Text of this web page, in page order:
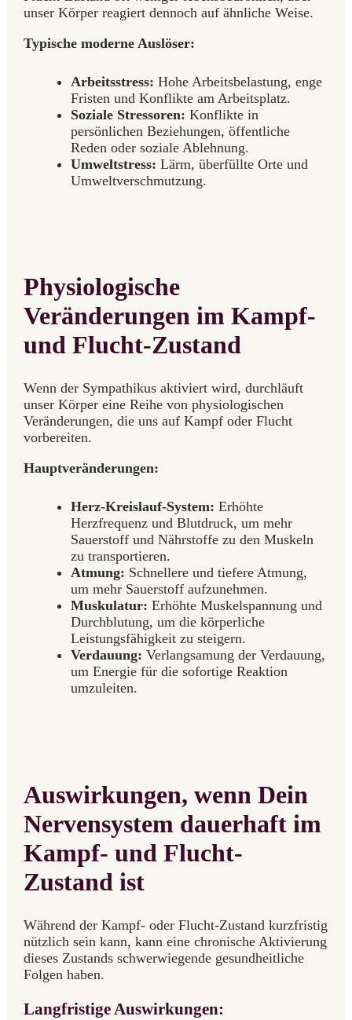
unser Körper reagiert dennoch auf ähnliche Weise.
Typische moderne Auslöser:
Arbeitsstress: Hohe Arbeitsbelastung, enge
Fristen und Konflikte am Arbeitsplatz.
Soziale Stressoren: Konflikte in
persönlichen Beziehungen, öffentliche
Reden oder soziale Ablehnung.
Umweltstress: Lärm, überfüllte Orte und
Umweltverschmutzung.
Physiologische
Veränderungen im Kampf-
und Flucht-Zustand
Wenn der Sympathikus aktiviert wird, durchläuft
unser Körper eine Reihe von physiologischen
Veränderungen, die uns auf Kampf oder Flucht
vorbereiten.
Hauptveränderungen:
Herz-Kreislauf-System: Erhöhte
Herzfrequenz und Blutdruck, um mehr
Sauerstoff und Nährstoffe zu den Muskeln
zu transportieren.
Atmung: Schnellere und tiefere Atmung,
um mehr Sauerstoff aufzunehmen.
Muskulatur: Erhöhte Muskelspannung und
Durchblutung, um die körperliche
Leistungsfähigkeit zu steigern.
Verdauung: Verlangsamung der Verdauung,
um Energie für die sofortige Reaktion
umzuleiten.
Auswirkungen, wenn Dein
Nervensystem dauerhaft im
Kampf- und Flucht-
Zustand ist
Während der Kampf- oder Flucht-Zustand kurzfristig
nützlich sein kann, kann eine chronische Aktivierung
dieses Zustands schwerwiegende gesundheitliche
Folgen haben.
Langfristige Auswirkungen: